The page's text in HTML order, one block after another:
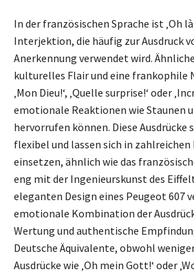
In der französischen Sprache ist ‚Oh
Interjektion, die häufig zur Ausdruck
Anerkennung verwendet wird.
kulturelles Flair und eine frankophile
‚Mon Dieu!‘, ‚Quelle surprise!‘ oder
emotionale Reaktionen wie Staunen
hervorrufen können. Diese
flexibel und lassen sich in
einsetzen, ähnlich wie das
eng mit der Ingenieurskunst des
eleganten Design eines Peugeot 607
emotionale Kombination der
Wertung und authentische
Deutsche Äquivalente, obwohl
Ausdrücke wie ‚Oh mein Gott!‘ oder